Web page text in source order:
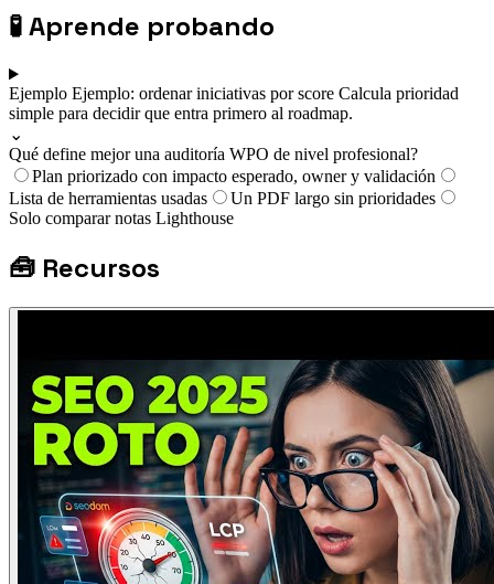
🧪Aprende probando
Ejemplo Ejemplo: ordenar iniciativas por score Calcula prioridad
simple para decidir que entra primero al roadmap.
⌄
Qué define mejor una auditoría WPO de nivel profesional?
Plan priorizado con impacto esperado, owner y validación
Lista de herramientas usadas
Un PDF largo sin prioridades
Solo comparar notas Lighthouse
🧰 Recursos